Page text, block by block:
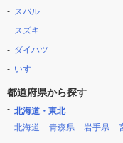
スバル
スズキ
ダイハツ
いすゞ
都道府県から探す
北海道・東北
北海道
青森県 岩手県